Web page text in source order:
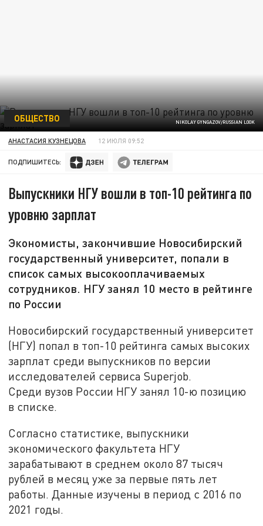
NIKOLAY GYNGAZOV/RUSSIAN LOOK
ОБЩЕСТВО
АНАСТАСИЯ КУЗНЕЦОВА 12 ИЮЛЯ 09:52
ПОДПИШИТЕСЬ:
Выпускники НГУ вошли в топ-10 рейтинга по
уровню зарплат
Экономисты, закончившие Новосибирский
государственный университет, попали в
список самых высокооплачиваемых
сотрудников. НГУ занял 10 место в рейтинге
по России
Новосибирский государственный университет
(НГУ) попал в топ-10 рейтинга самых высоких
зарплат среди выпускников по версии
исследователей сервиса Superjob.
Среди вузов России НГУ занял 10-ю позицию
в списке.
Согласно статистике, выпускники
экономического факультета НГУ
зарабатывают в среднем около 87 тысяч
рублей в месяц уже за первые пять лет
работы. Данные изучены в период с 2016 по
2021 годы.